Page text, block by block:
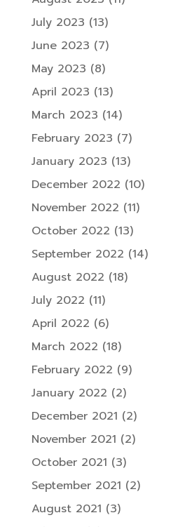
July 2023 (13)
June 2023 (7)
May 2023 (8)
April 2023 (13)
March 2023 (14)
February 2023 (7)
January 2023 (13)
December 2022 (10)
November 2022 (11)
October 2022 (13)
September 2022 (14)
August 2022 (18)
July 2022 (11)
April 2022 (6)
March 2022 (18)
February 2022 (9)
January 2022 (2)
December 2021 (2)
November 2021 (2)
October 2021 (3)
September 2021 (2)
August 2021 (3)